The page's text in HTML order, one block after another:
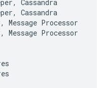
,
Cassandra
,
Cassandra
, Message Processor
, Message Processor